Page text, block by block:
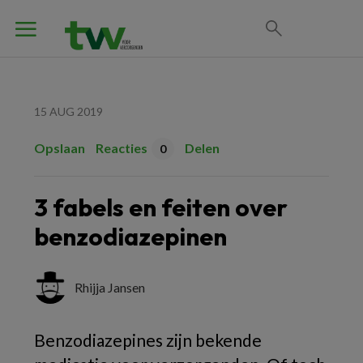
15 AUG 2019
Opslaan Reacties 0 Delen
3 fabels en feiten over
benzodiazepinen
Rhijja Jansen
Benzodiazepines zijn bekende